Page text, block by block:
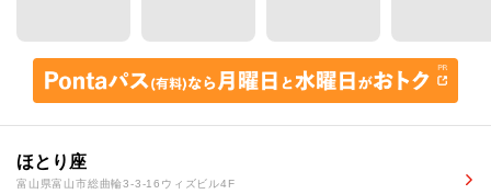
ほとり座
富山県富山市総曲輪3-3-16ウィズビル4F